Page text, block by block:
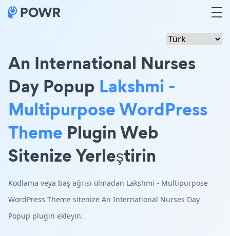
An International Nurses
Day Popup Lakshmi -
Multipurpose WordPress
Theme Plugin Web
Sitenize Yerleştirin
Kodlama veya baş ağrısı olmadan Lakshmi - Multipurpose
WordPress Theme sitenize An International Nurses Day
Popup plugin ekleyin.